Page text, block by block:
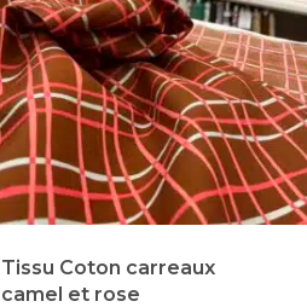
Tissu Coton carreaux
camel et rose